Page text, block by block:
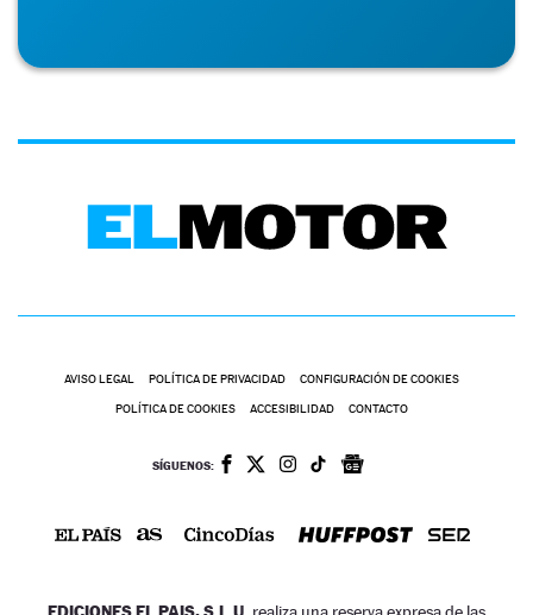
AVISO LEGAL POLÍTICA DE PRIVACIDAD CONFIGURACIÓN DE COOKIES
POLÍTICA DE COOKIES ACCESIBILIDAD CONTACTO
SÍGUENOS:
EDICIONES EL PAIS, S.L.U. realiza una reserva expresa de las